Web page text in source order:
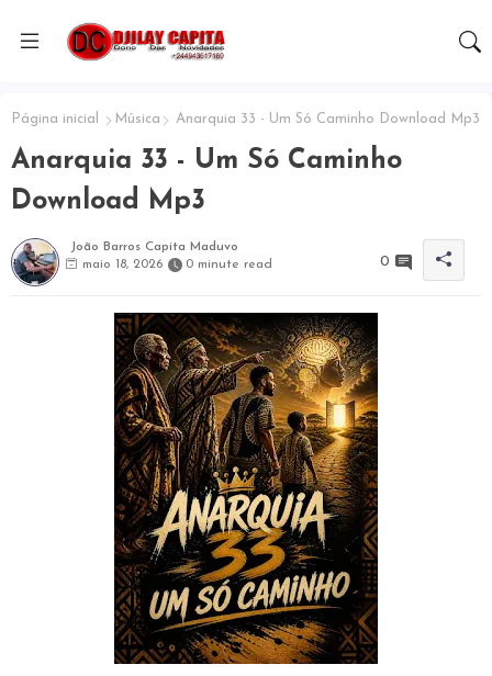
Página inicial Música Anarquia 33 - Um Só Caminho Download Mp3
Anarquia 33 - Um Só Caminho
Download Mp3
João Barros Capita Maduvo
maio 18, 2026
0 minute read 0